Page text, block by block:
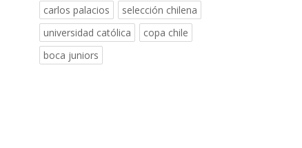
carlos palacios
selección chilena
universidad católica
copa chile
boca juniors